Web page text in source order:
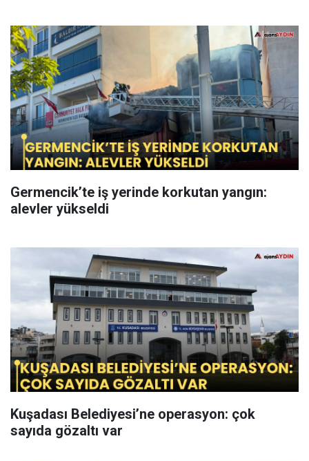
Germencik’te iş yerinde korkutan yangın:
alevler yükseldi
Kuşadası Belediyesi’ne operasyon: çok
sayıda gözaltı var